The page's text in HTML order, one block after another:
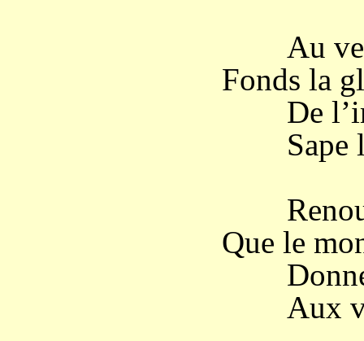
Au
Fonds la
De
Sape
Que le
Donne
Aux